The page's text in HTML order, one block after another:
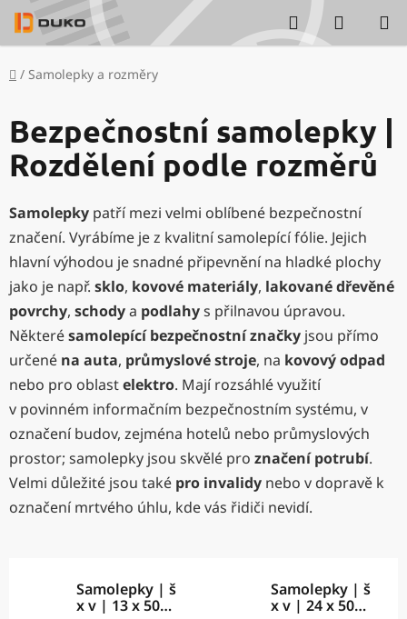
Přejít
na
obsah
Hledat
KOŠÍK
Domů
/ Samolepky a rozměry
Bezpečnostní samolepky |
Rozdělení podle rozměrů
Samolepky patří mezi velmi oblíbené bezpečnostní
značení. Vyrábíme je z kvalitní samolepící fólie. Jejich
hlavní výhodou je snadné připevnění na hladké plochy
jako je např. sklo, kovové materiály, lakované dřevěné
povrchy, schodya podlahys přilnavou úpravou.
Některésamolepící bezpečnostní značky jsou přímo
určené na auta, průmyslové stroje, na kovový odpad
nebo pro oblastelektro. Mají rozsáhlé využití
v povinném informačním bezpečnostním systému, v
označení budov, zejména hotelů nebo průmyslových
prostor; samolepky jsou skvělé pro značení potrubí.
Velmi důležité jsou také pro invalidy nebo v dopravě k
označení mrtvého úhlu, kde vás řidiči nevidí.
Samolepky | š
x v | 13 x 50
Samolepky | š
x v | 24 x 50